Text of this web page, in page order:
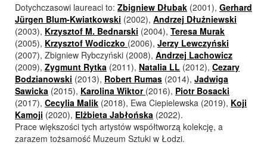
Dotychczasowi laureaci to: Zbigniew Dłubak (2001), Gerhard
Jürgen Blum-Kwiatkowski (2002), Andrzej Dłużniewski
(2003), Krzysztof M. Bednarski (2004), Teresa Murak
(2005), Krzysztof Wodiczko (2006), Jerzy Lewczyński
(2007), Zbigniew Rybczyński (2008), Andrzej Lachowicz
(2009), Zygmunt Rytka (2011), Natalia LL (2012), Cezary
Bodzianowski (2013), Robert Rumas (2014), Jadwiga
Sawicka (2015), Karolina Wiktor (2016), Piotr Bosacki
(2017), Cecylia Malik (2018), Ewa Ciepielewska (2019), Koji
Kamoji (2020), Elżbieta Jabłońska (2022).
Prace większości tych artystów współtworzą kolekcję, a
zarazem tożsamość Muzeum Sztuki w Łodzi.